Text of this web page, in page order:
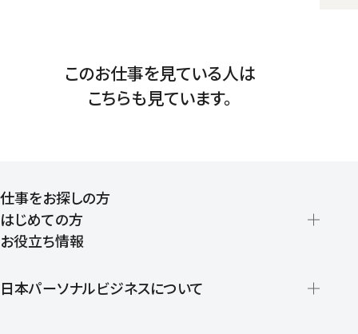
このお仕事を見ている人は
こちらも見ています。
仕事をお探しの方
はじめての方
登録から就業開始までの流れ
お役立ち情報
日本パーソナルビジネスについて